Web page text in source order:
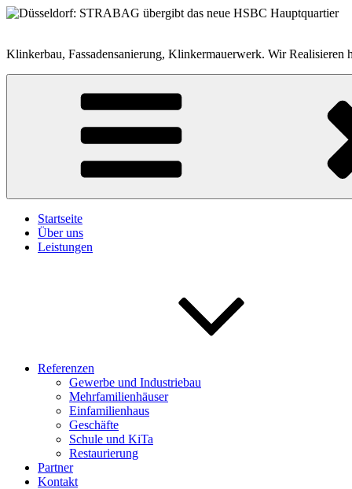
Zum
Klinkerbau, Fassadensanierung, Klinkermauerwerk. Wir
Startseite
Über uns
Leistungen
Referenzen
Gewerbe und Industriebau
Mehrfamilienhäuser
Einfamilienhaus
Geschäfte
Schule und KiTa
Restaurierung
Partner
Kontakt